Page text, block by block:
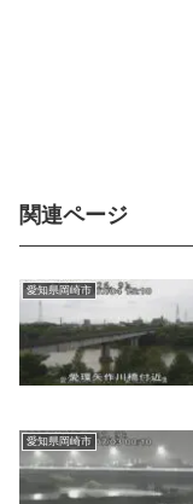
関連ページ
愛知県岡崎市
愛知県岡崎市